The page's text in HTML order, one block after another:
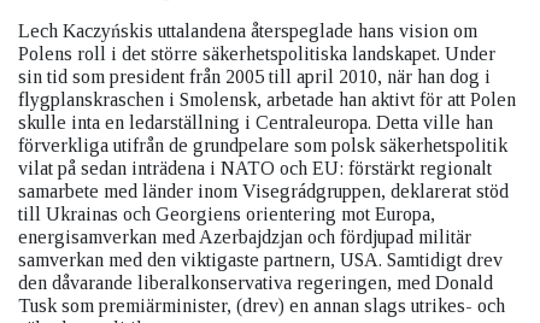
Lech Kaczyńskis uttalandena återspeglade hans vision om
Polens roll i det större säkerhetspolitiska landskapet. Under
sin tid som president från 2005 till april 2010, när han dog i
flygplanskraschen i Smolensk, arbetade han aktivt för att Polen
skulle inta en ledarställning i Centraleuropa. Detta ville han
förverkliga utifrån de grundpelare som polsk säkerhetspolitik
vilat på sedan inträdena i NATO och EU: förstärkt regionalt
samarbete med länder inom Visegrádgruppen, deklarerat stöd
till Ukrainas och Georgiens orientering mot Europa,
energisamverkan med Azerbajdzjan och fördjupad militär
samverkan med den viktigaste partnern, USA. Samtidigt drev
den dåvarande liberalkonservativa regeringen, med Donald
Tusk som premiärminister, (drev) en annan slags utrikes- och